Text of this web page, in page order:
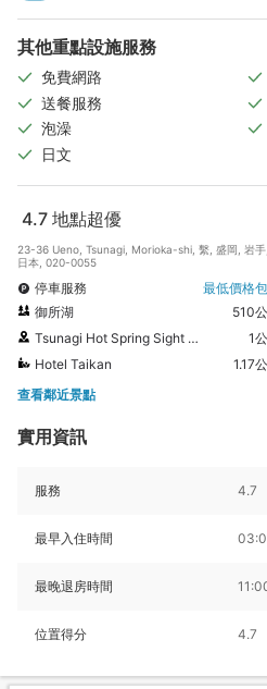
其他重點設施服務
免費網路
送餐服務
泡澡
日文
4.7 地點超優
23-36 Ueno, Tsunagi, Morioka-shi, 繫, 盛岡, 岩手,
日本, 020-0055
停車服務
最低價格
御所湖
510
Tsunagi Hot Spring Sight Seeing Information Center
1
Hotel Taikan
1.17
查看鄰近景點
實用資訊
服務 4.7
最早入住時間
最晚退房時間
位置得分 4.7